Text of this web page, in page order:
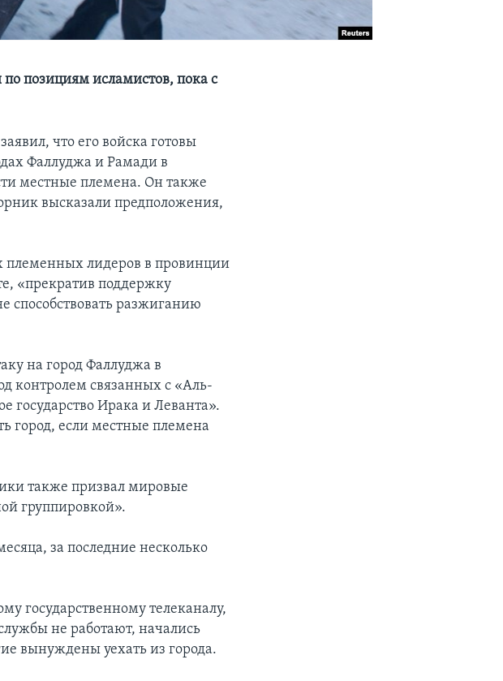
позициям исламистов, пока с
что его войска готовы
Фаллуджа и Рамади в
местные племена. Он также
высказали предположения,
лидеров в провинции
«прекратив поддержку
способствовать разжиганию
на город Фаллуджа в
контролем связанных с «Аль-
государство Ирака и Леванта».
город, если местные племена
также призвал мировые
группировкой».
за последние несколько
государственному телеканалу,
не работают, начались
вынуждены уехать из города.